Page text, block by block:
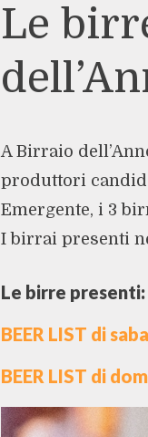
Le
A Birraio
produttori
Emergente, i 3
I birrai presenti
Le birre presenti:
BEER LIST di
BEER LIST di